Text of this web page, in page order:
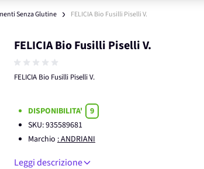
Senza Glutine FELICIA Bio Fusilli Piselli V.
FELICIA Bio Fusilli Piselli V.
FELICIA Bio Fusilli Piselli V.
DISPONIBILITA'
9
SKU:935589681
Marchio : ANDRIANI
Leggi descrizione